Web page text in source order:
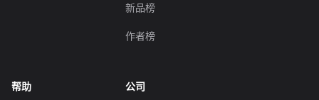
新品榜
作者榜
帮助 公司